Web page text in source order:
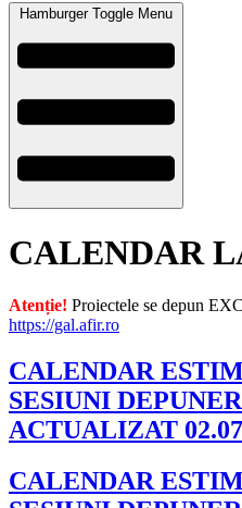
Hamburger Toggle Menu
CALENDAR
Atenție! Proiectele se depun
https://gal.afir.ro
CALENDAR
SESIUNI
ACTUALIZAT
CALENDAR